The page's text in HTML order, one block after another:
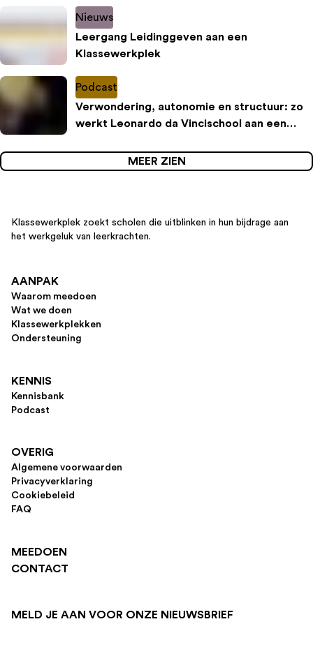
Nieuws
Leergang Leidinggeven aan een
Klassewerkplek
Podcast
Verwondering, autonomie en structuur: zo
werkt Leonardo da Vincischool aan een
MEER ZIEN
Klassewerkplek zoekt scholen die uitblinken in hun bijdrage aan
het werkgeluk van leerkrachten.
AANPAK
Waarom meedoen
Wat we doen
Klassewerkplekken
Ondersteuning
KENNIS
Kennisbank
Podcast
OVERIG
Algemene voorwaarden
Privacyverklaring
Cookiebeleid
FAQ
MEEDOEN
CONTACT
MELD JE AAN VOOR ONZE NIEUWSBRIEF